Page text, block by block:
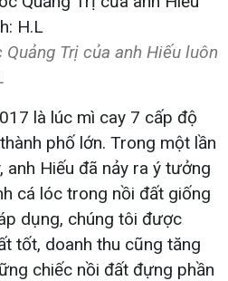
Trị của anh Hiếu luôn
là lúc mì cay 7 cấp độ
phố lớn. Trong một lần
anh Hiếu đã nảy ra ý tưởng
cá lóc trong nồi đất giống
dụng, chúng tôi được
tốt, doanh thu cũng tăng
chiếc nồi đất đựng phần